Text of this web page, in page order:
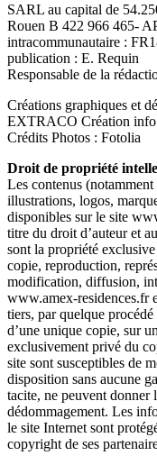
SARL au capital de
Rouen B 422 966 465-
intracommunautaire :
publication : E. Requin
Responsable de la
Créations graphiques et
EXTRACO Création
Crédits Photos : Fotolia
Droit de propriété
Les contenus
illustrations, logos,
disponibles sur le site
titre du droit d’auteur et
sont la propriété
copie, reproduction,
modification, diffusion,
www.amex-residences.fr
tiers, par quelque
d’une unique copie, sur
exclusivement privé du
site sont susceptibles de
disposition sans aucune
tacite, ne peuvent donner
dédommagement. Les
le site Internet sont
copyright de ses